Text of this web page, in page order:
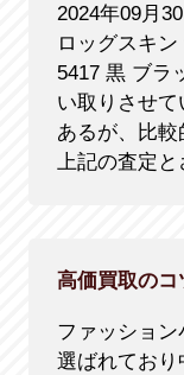
2024年09月
ロッグスキ
5417 黒 ブラ
い取りさせ
あるが、比
上記の査定
高価買取のコ
ファッション
選ばれており